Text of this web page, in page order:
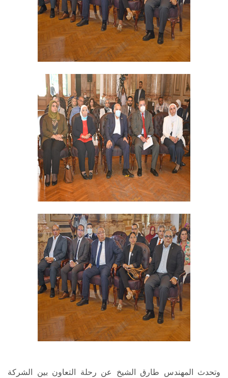
وتحدث المهندس طارق الشيخ عن رحلة التعاون بين الشركة